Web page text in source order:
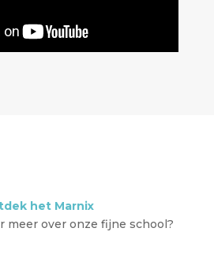
het Marnix
meer over onze fijne school?